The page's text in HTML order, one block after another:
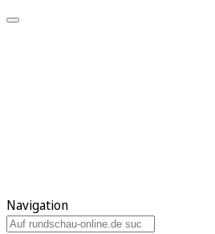
Navigation